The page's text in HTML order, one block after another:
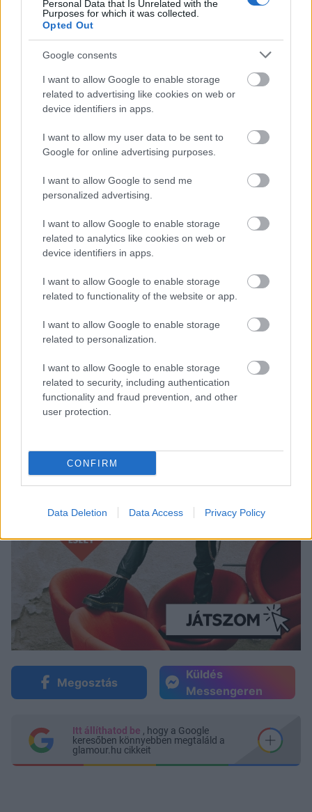
Personal Data that Is Unrelated with the
Purposes for which it was collected.
Opted Out
Google consents
I want to allow Google to enable storage
related to advertising like cookies on web or
device identifiers in apps.
I want to allow my user data to be sent to
Google for online advertising purposes.
I want to allow Google to send me
personalized advertising.
I want to allow Google to enable storage
related to analytics like cookies on web or
device identifiers in apps.
I want to allow Google to enable storage
related to functionality of the website or app.
I want to allow Google to enable storage
related to personalization.
I want to allow Google to enable storage
related to security, including authentication
functionality and fraud prevention, and other
user protection.
CONFIRM
Data Deletion Data Access Privacy Policy
Ugyanebben az interjúban Jayson arra is kitért,
milyen volt a hercegnével, a világ egyik leghíresebb
nőjével együtt dolgozni: „Joh elkezdte beszárítani a
haját, csevegtek, én meg csak tartottam a fésűt, és
közben arra gondoltam, úristen, megfogtam Diana
hercegnő haját! Aztán beszélt Madonnával
hiszem épp a válásról diskuráltak”, emlékezett
vissza Jayson Brundson.
Királyi válás, telefonálgatás Madonnával és Chanel
drámák? Micsoda idők lehettek!
Megosztás
Küldés
Messengeren
Itt állíthatod be , hogy a Google
keresőben könnyebben megtaláld a
glamour.hu cikkeit